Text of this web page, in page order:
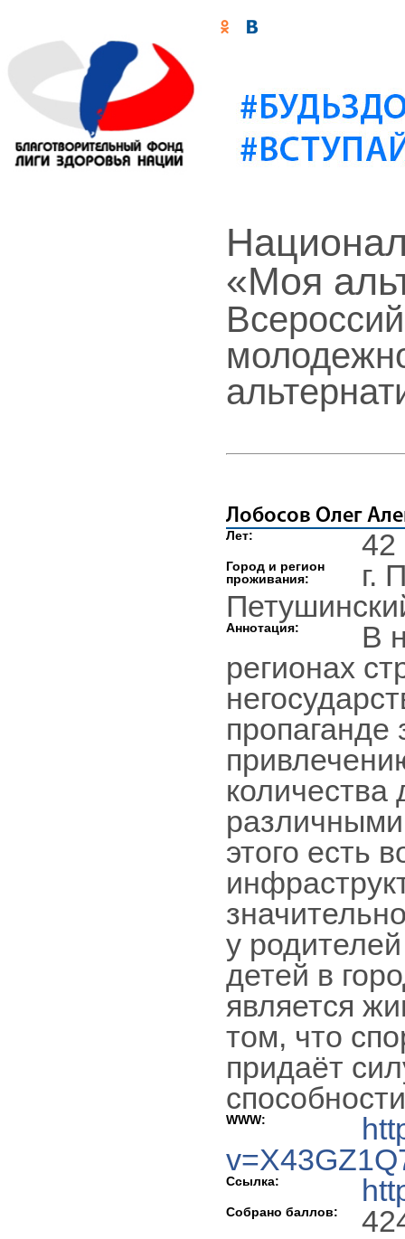
«Моя
Лобосов Олег
Лет: 42
Город и регион
проживания:
г.
Аннотация:
В
регионах
пропаганде
этого есть
у
детей в
является
том, что
придаёт
WWW:
Ссылка:
Собрано баллов: